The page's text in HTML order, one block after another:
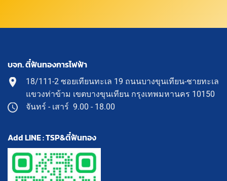
บจก. ตี๋ฟันทองการไฟฟ้า
18/111-2 ซอยเทียนทะเล 19 ถนนบางขุนเทียน-ชายทะเล
แขวงท่าข้าม เขตบางขุนเทียน กรุงเทพมหานคร 10150
จันทร์ - เสาร์ 9.00 - 18.00
Add LINE : TSP&ตี๋ฟันทอง